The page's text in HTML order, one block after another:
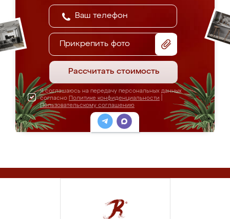
Прикрепить фото
Рассчитать стоимость
Я соглашаюсь на передачу персональных данных
согласно Политике конфиденциальности
Пользовательскому соглашению